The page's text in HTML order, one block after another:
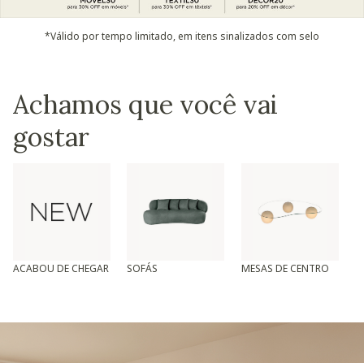
*Válido por tempo limitado, em itens sinalizados com selo
Achamos que você vai
gostar
ACABOU DE CHEGAR SOFÁS MESAS DE CENTRO